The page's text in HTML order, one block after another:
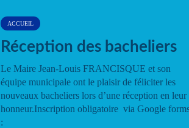
ACCUEIL
Réception des bacheliers
Le Maire Jean-Louis FRANCISQUE et son
équipe municipale ont le plaisir de féliciter les
nouveaux bacheliers lors d’une réception en leur
honneur.Inscription obligatoire via Google
: